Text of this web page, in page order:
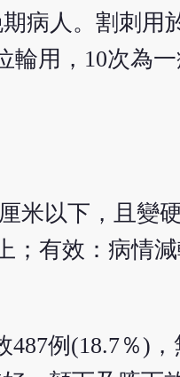
病人。割刺用
輪用，10次為
米以下，且變
；有效：病情
例(18.7％)，